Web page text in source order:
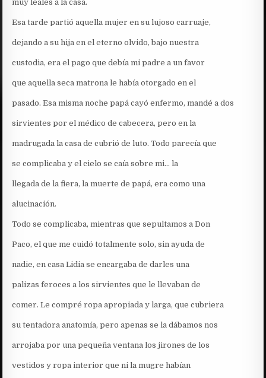
muy leales a la casa.
Esa tarde partió aquella mujer en su lujoso carruaje,
dejando a su hija en el eterno olvido, bajo nuestra
custodia, era el pago que debía mi padre a un favor
que aquella seca matrona le había otorgado en el
pasado. Esa misma noche papá cayó enfermo, mandé a dos
sirvientes por el médico de cabecera, pero en la
madrugada la casa de cubrió de luto. Todo parecía que
se complicaba y el cielo se caía sobre mi… la
llegada de la fiera, la muerte de papá, era como una
alucinación.
Todo se complicaba, mientras que sepultamos a Don
Paco, el que me cuidó totalmente solo, sin ayuda de
nadie, en casa Lidia se encargaba de darles una
palizas feroces a los sirvientes que le llevaban de
comer. Le compré ropa apropiada y larga, que cubriera
su tentadora anatomía, pero apenas se la dábamos nos
arrojaba por una pequeña ventana los jirones de los
vestidos y ropa interior que ni la mugre habían